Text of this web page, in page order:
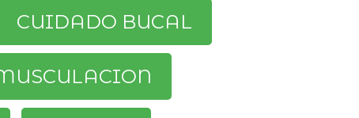
CUIDADO BUCAL